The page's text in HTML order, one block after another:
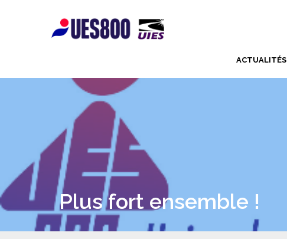
ACTUALITÉS
Plus fort ensemble !